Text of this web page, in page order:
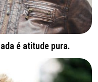
é atitude pura.